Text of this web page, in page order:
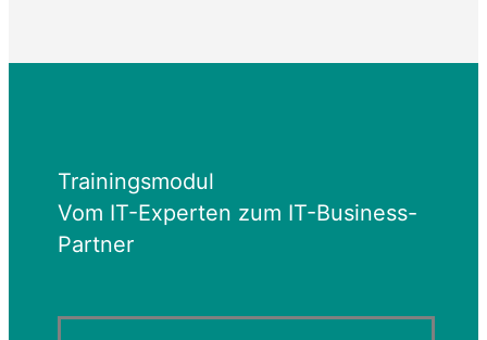
Trainingsmodul
Vom IT-Experten zum IT-Business-
Partner